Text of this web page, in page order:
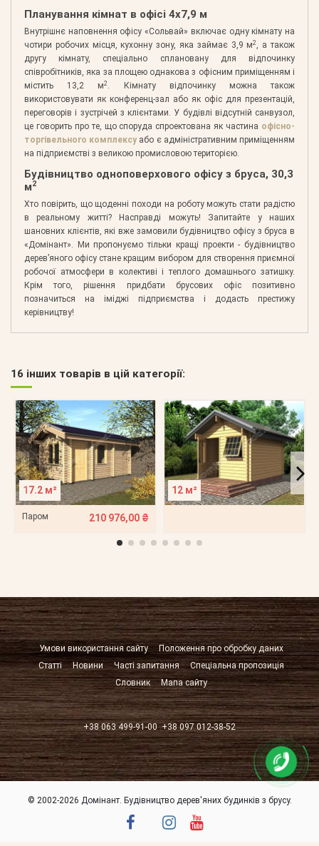
Планування кімнат в офісі 4х7,9 м
Внутрішнє наповнення офісу «Сольвай» включає одну кімнату на
чотири робочих місця, кухонну зону, яка займає 3,9 м2 , а також
другу кімнату, спеціально сплановану для відпочинку
співробітників, яка за площею однакова з офісним приміщенням і
містить 13,2 м2 . Кімнату відпочинку можна також
використовувати як конференц-зал або як офіс для презентацій,
переговорів і зустрічей з клієнтами. У будівлі відсутній санвузол,
це говорить про те, що споруда спроектована як частина офісно-
торгівельного комплексу або є адміністративним приміщенням
на підприємстві з великою промисловою територією.
Будівництво одноповерхового офісу з бруса, 30,3
м2
Хто повірить, що щоденні походи на роботу можуть стати радістю
в реальному житті? Насправді можуть! Запитайте у наших
шановних клієнтів, які вже замовили будівництво офісу з бруса в
«Домінант». Ми пропонуємо тільки кращі проекти - будівництво
дерев’яного офісу стане кращим вибором для створення приємної
робочої атмосфери в колективі і теплого домашнього затишку.
Крім того, рішення придбати брусових офіс позитивно
позначиться на іміджі підприємства і додасть престижу
керівництву!
16 інших товарів в цій категорії:
17.2 м²
Паром 210 976,00 ₴
12 м²
Умови використання сайту
Положення про обробку даних
Статті
Новини Часті запитання
Спеціальна пропозиція
Словник
Мапа сайту
+38 063 499-91-00 +38 097 012-38-52
© 2002-2026 Домінант. Будівництво дерев'яних будинків з брусу.